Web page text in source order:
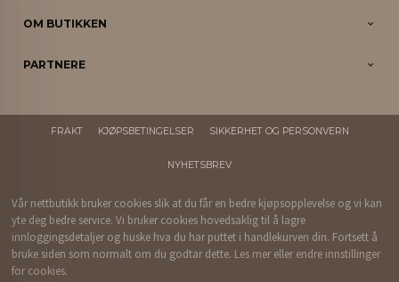
OM BUTIKKEN
PARTNERE
FRAKT KJØPSBETINGELSER SIKKERHET OG PERSONVERN
NYHETSBREV
Vår nettbutikk bruker cookies slik at du får en bedre kjøpsopplevelse og vi kan
yte deg bedre service. Vi bruker cookies hovedsaklig til å lagre
innloggingsdetaljer og huske hva du har puttet i handlekurven din. Fortsett å
bruke siden som normalt om du godtar dette. Les mer eller endre innstillinger
for cookies.